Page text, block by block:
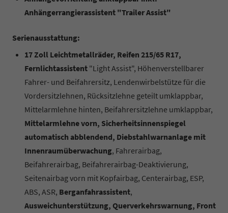
Anhängerrangierassistent "Trailer Assist"
Serienausstattung:
17 Zoll Leichtmetallräder, Reifen 215/65 R17,
Fernlichtassistent "Light Assist", Höhenverstellbarer
Fahrer- und Beifahrersitz, Lendenwirbelstütze für die
Vordersitzlehnen, Rücksitzlehne geteilt umklappbar,
Mittelarmlehne hinten, Beifahrersitzlehne umklappbar,
Mittelarmlehne vorn, Sicherheitsinnenspiegel
automatisch abblendend, Diebstahlwarnanlage mit
Innenraumüberwachung, Fahrerairbag,
Beifahrerairbag, Beifahrerairbag-Deaktivierung,
Seitenairbag vorn mit Kopfairbag, Centerairbag, ESP,
ABS, ASR, Berganfahrassistent,
Ausweichunterstützung, Querverkehrswarnung, Front